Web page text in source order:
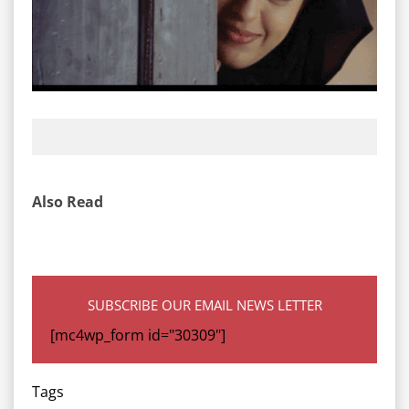
Also Read
SUBSCRIBE OUR EMAIL NEWS LETTER
[mc4wp_form id="30309"]
Tags